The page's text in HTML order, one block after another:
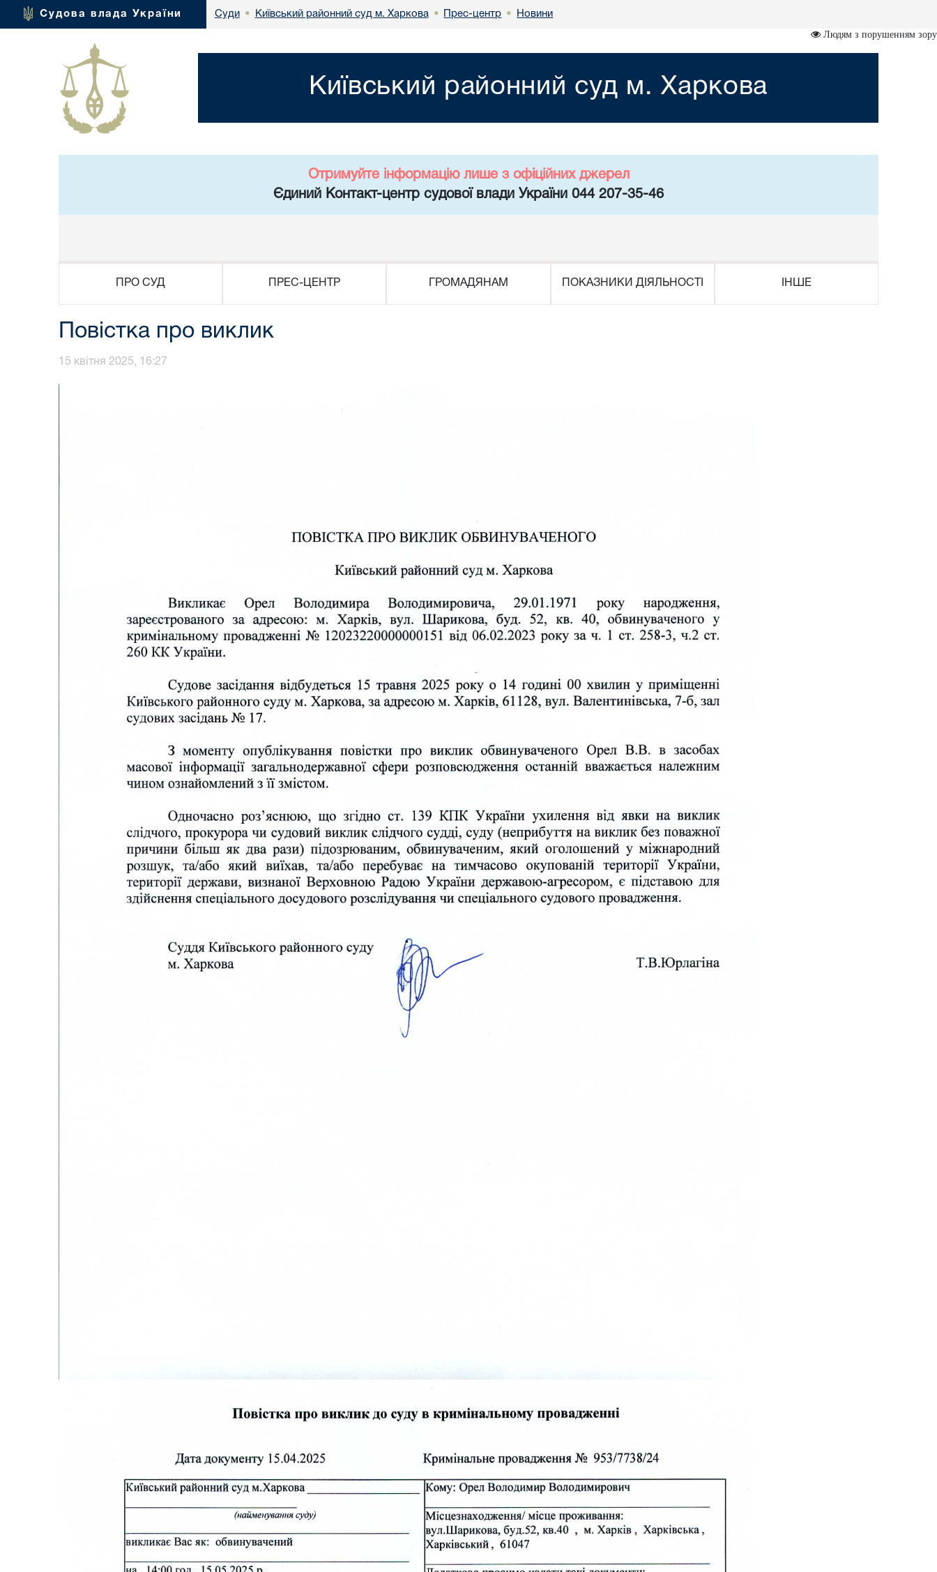
Судова влада України Суди • Київський районний суд м. Харкова • Прес-центр • Новини
Людям з порушенням зору
Київський районний суд м. Харкова
Отримуйте інформацію лише з офіційних джерел
Єдиний Контакт-центр судової влади України 044 207-35-46
ПРО СУД ПРЕС-ЦЕНТР ГРОМАДЯНАМ ПОКАЗНИКИ ДІЯЛЬНОСТІ ІНШЕ
Повістка про виклик
15 квітня 2025, 16:27